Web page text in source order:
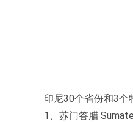
印尼30个省份和3个
1、苏门答腊